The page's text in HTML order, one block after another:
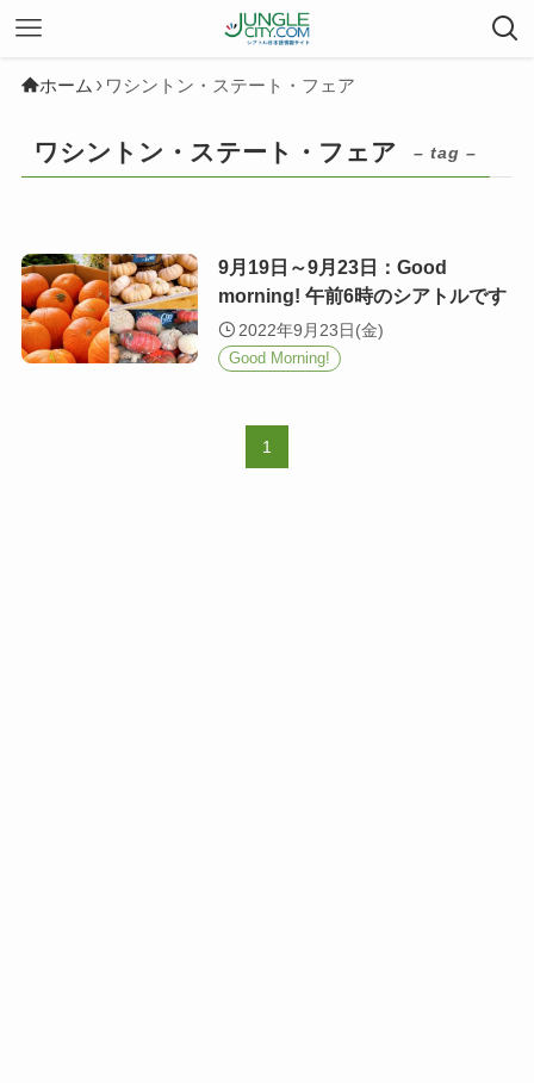
ホーム ワシントン・ステート・フェア
ワシントン・ステート・フェア – tag –
9月19日～9月23日：Good
morning! 午前6時のシアトルです
2022年9月23日(金)
Good Morning!
1